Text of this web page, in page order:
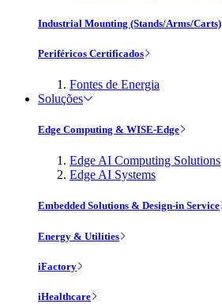
Industrial Mounting (Stands/Arms/Carts)
Periféricos Certificados
Fontes de Energia
Soluções
Edge Computing & WISE-Edge
Edge AI Computing Solutions
Edge AI Systems
Embedded Solutions & Design-in Service
Energy & Utilities
iFactory
iHealthcare